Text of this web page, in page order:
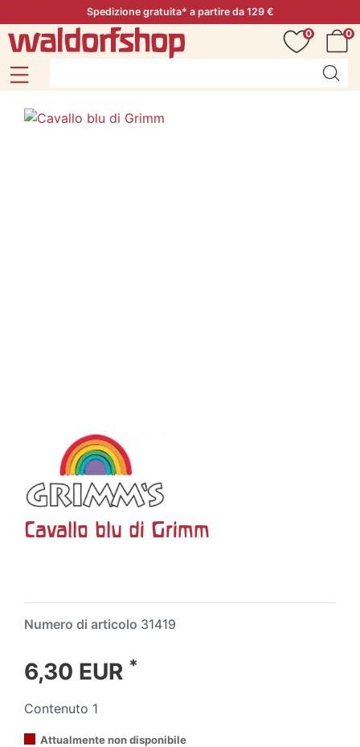
Spedizione gratuita* a partire da 129 €
0
0
Cavallo blu di Grimm
Numero di articolo 31419
6,30 EUR *
Contenuto 1
Attualmente non disponibile